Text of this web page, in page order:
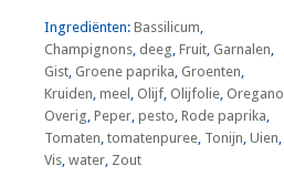
Ingrediënten:Bassilicum
Champignons deeg ,Fruit ,Garnalen
Gist ,Groene paprika ,Groenten
Kruiden ,meel Olijf Olijfolie Oregano
Overig ,Peper ,pesto ,Rode paprika
Tomaten ,tomatenpuree Tonijn ,Uien
Vis ,water Zout